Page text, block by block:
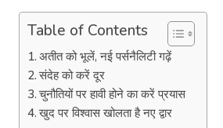
Table of Contents
अतीत को भूलें, नई पर्सनैलिटी गढ़ें
संदेह को करें दूर
चुनौतियों पर हावी होने का करें प्रयास
खुद पर विश्वास खोलता है नए द्वार